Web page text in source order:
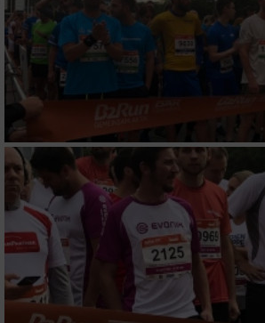
Analyse von Zielgruppen durch
oder Kombinationen von Daten aus
verschiedenen Quellen
Entwicklung und Verbesserung der
Verwendung reduzierter Daten zur
von Inhalten
IAB-Besonderheiten:
Verwendung genauer Standortdaten
Geräte anhand von aktiv angeforderten
Informationen identifizieren
Nicht-IAB-Verarbeitungszwecke: